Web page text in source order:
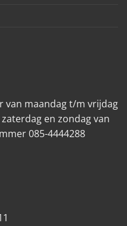
van maandag t/m vrijdag
en zondag van
085-4444288